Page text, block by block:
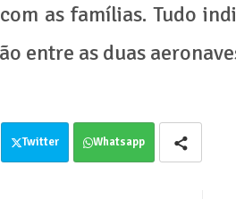
as famílias. Tudo
entre as duas
Twitter Whatsapp